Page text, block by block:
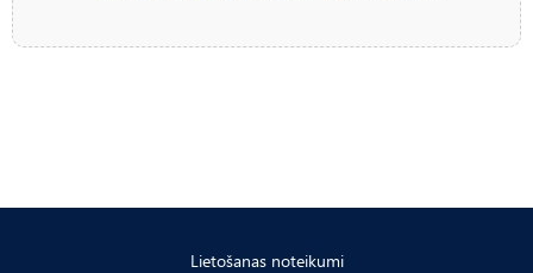
Lietošanas noteikumi